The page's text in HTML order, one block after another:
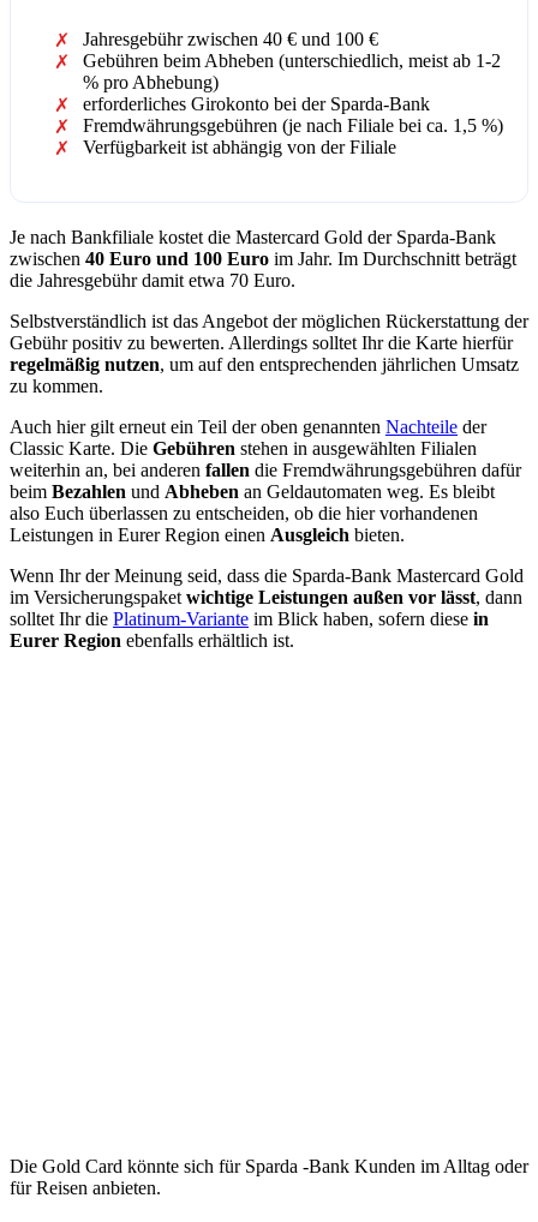
Jahresgebühr zwischen 40 € und 100 €
Gebühren beim Abheben (unterschiedlich, meist ab 1-2
% pro Abhebung)
erforderliches Girokonto bei der Sparda-Bank
Fremdwährungsgebühren (je nach Filiale bei ca. 1,5 %)
Verfügbarkeit ist abhängig von der Filiale
Je nach Bankfiliale kostet die Mastercard Gold der Sparda-Bank
zwischen 40 Euro und 100 Euro im Jahr. Im Durchschnitt beträgt
die Jahresgebühr damit etwa 70 Euro.
Selbstverständlich ist das Angebot der möglichen Rückerstattung der
Gebühr positiv zu bewerten. Allerdings solltet Ihr die Karte hierfür
regelmäßig nutzen, um auf den entsprechenden jährlichen Umsatz
zu kommen.
Auch hier gilt erneut ein Teil der oben genannten Nachteile der
Classic Karte. Die Gebühren stehen in ausgewählten Filialen
weiterhin an, bei anderen fallen die Fremdwährungsgebühren dafür
beim Bezahlen und Abheben an Geldautomaten weg. Es bleibt
also Euch überlassen zu entscheiden, ob die hier vorhandenen
Leistungen in Eurer Region einen Ausgleich bieten.
Wenn Ihr der Meinung seid, dass die Sparda-Bank Mastercard Gold
im Versicherungspaketwichtige Leistungen außen vor lässt, dann
solltet Ihr die Platinum-Variante im Blick haben, sofern diese in
Eurer Region ebenfalls erhältlich ist.
Die Gold Card könnte sich für Sparda -Bank Kunden im Alltag oder
für Reisen anbieten.